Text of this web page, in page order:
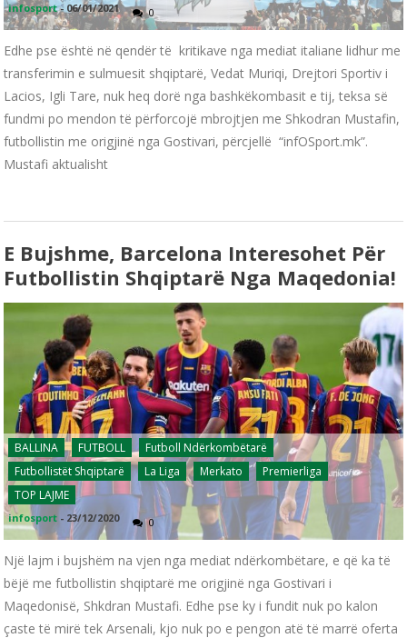
infosport - 06/01/2021 0
Edhe pse është në qendër të kritikave nga mediat italiane lidhur me
transferimin e sulmuesit shqiptarë, Vedat Muriqi, Drejtori Sportiv i
Lacios, Igli Tare, nuk heq dorë nga bashkëkombasit e tij, teksa së
fundmi po mendon të përforcojë mbrojtjen me Shkodran Mustafin,
futbollistin me origjinë nga Gostivari, përcjellë “infOSport.mk”.
Mustafi aktualisht
E Bujshme, Barcelona Interesohet Për
Futbollistin Shqiptarë Nga Maqedonia!
BALLINA FUTBOLL
Futboll Ndërkombëtarë
Futbollistët Shqiptarë
La Liga Merkato
Premierliga
TOP LAJME
infosport - 23/12/2020 0
Një lajm i bujshëm na vjen nga mediat ndërkombëtare, e që ka të
bëjë me futbollistin shqiptarë me origjinë nga Gostivari i
Maqedonisë, Shkdran Mustafi. Edhe pse ky i fundit nuk po kalon
çaste të mirë tek Arsenali, kjo nuk po e pengon atë të marrë oferta